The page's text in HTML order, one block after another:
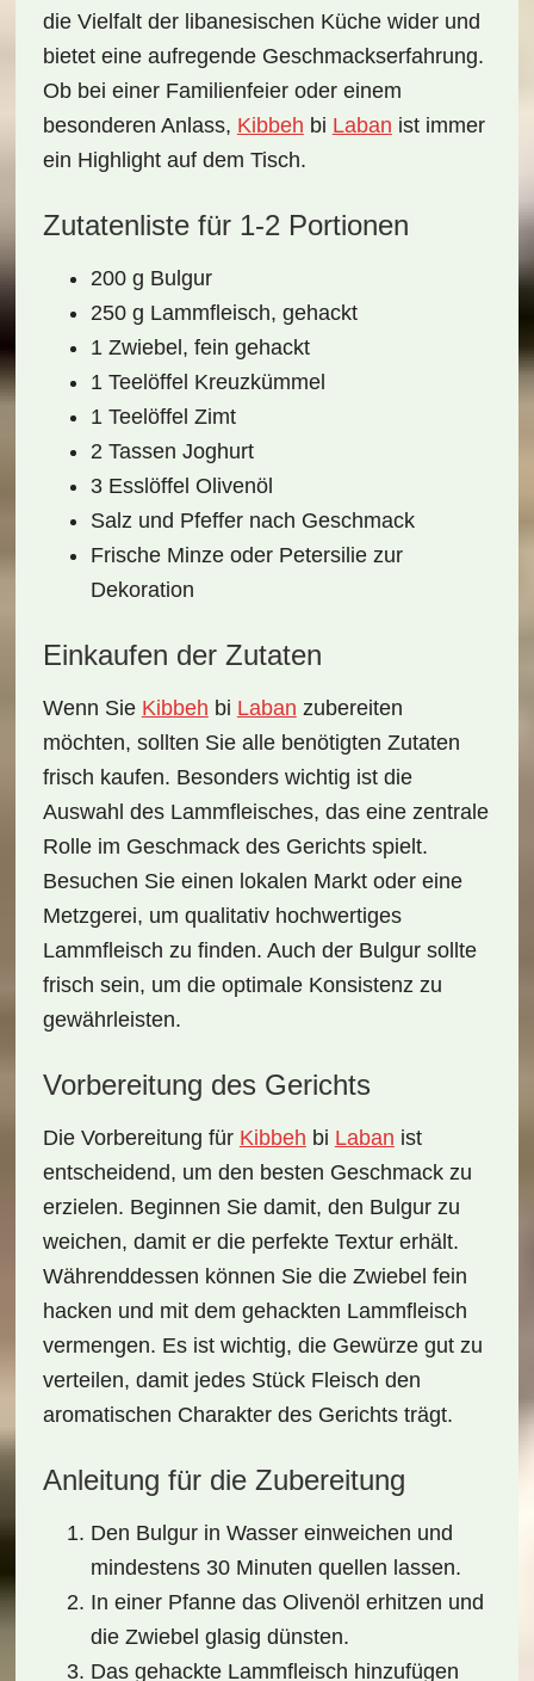
die Vielfalt der libanesischen Küchewider und
bietet eine aufregende Geschmackserfahrung.
Ob bei einer Familienfeier oder einem
besonderen Anlass, Kibbeh bi Laban ist immer
ein Highlight auf dem Tisch.
Zutatenliste für 1-2 Portionen
200 g Bulgur
250 g Lammfleisch, gehackt
1 Zwiebel, fein gehackt
1 Teelöffel Kreuzkümmel
1 Teelöffel Zimt
2 Tassen Joghurt
3 Esslöffel Olivenöl
Salz und Pfeffer nach Geschmack
Frische Minze oder Petersilie zur
Dekoration
Einkaufen der Zutaten
Wenn Sie Kibbeh bi Laban zubereiten
möchten, sollten Sie alle benötigten Zutaten
frisch kaufen. Besonders wichtig ist die
Auswahl des Lammfleisches, das eine zentrale
Rolle im Geschmack des Gerichts spielt.
Besuchen Sie einen lokalen Markt oder eine
Metzgerei, um qualitativ hochwertiges
Lammfleisch zu finden. Auch der Bulgur sollte
frisch sein, um die optimale Konsistenz zu
gewährleisten.
Vorbereitung des Gerichts
Die Vorbereitung für Kibbeh bi Laban ist
entscheidend, um den besten Geschmack zu
erzielen. Beginnen Sie damit, den Bulgur zu
weichen, damit er die perfekte Textur erhält.
Währenddessen können Sie die Zwiebel fein
hacken und mit dem gehackten Lammfleisch
vermengen. Es ist wichtig, die Gewürze gut zu
verteilen, damit jedes Stück Fleisch den
aromatischen Charakter des Gerichts trägt.
Anleitung für die Zubereitung
Den Bulgur in Wasser einweichen und
mindestens 30 Minuten quellen lassen.
In einer Pfanne das Olivenöl erhitzen und
die Zwiebel glasig dünsten.
Das gehackte Lammfleisch hinzufügen